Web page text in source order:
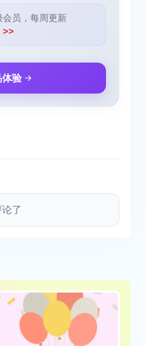
员，每周更新
>>
体验
了